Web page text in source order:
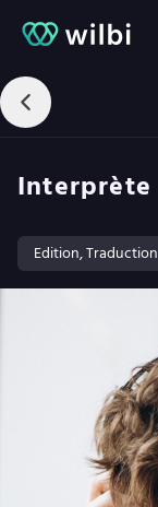
Interprète
Edition, Traduction